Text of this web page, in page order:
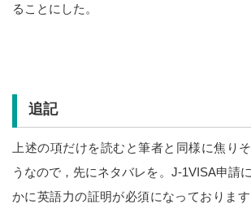
ることにした。
追記
上述の項だけを読むと筆者と同様に焦り
うなので，先にネタバレを。J-1VISA申請
かに英語力の証明が必須になっておりま